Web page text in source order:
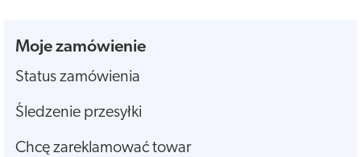
Moje zamówienie
Status zamówienia
Śledzenie przesyłki
Chcę zareklamować towar